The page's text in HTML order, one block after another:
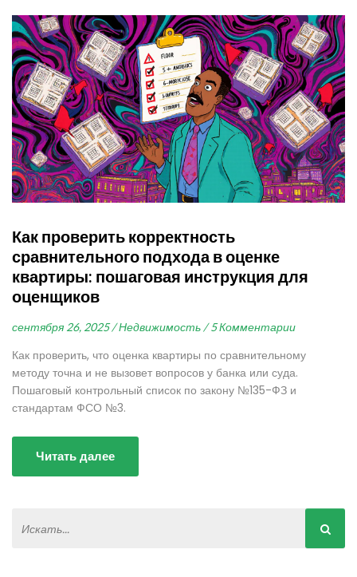
Как проверить корректность
сравнительного подхода в оценке
квартиры: пошаговая инструкция для
оценщиков
сентября 26, 2025 / Недвижимость / 5 Комментарии
Как проверить, что оценка квартиры по сравнительному
методу точна и не вызовет вопросов у банка или суда.
Пошаговый контрольный список по закону №135-ФЗ и
стандартам ФСО №3.
Читать далее